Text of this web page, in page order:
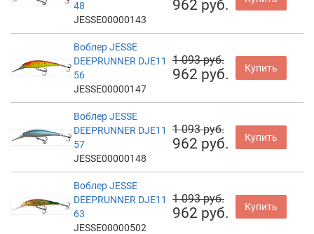
48
JESSE00000143
962 руб.
Воблер JESSE
DEEPRUNNER DJE11
56
JESSE00000147
1 093 руб.
962 руб. Купить
Воблер JESSE
DEEPRUNNER DJE11
57
JESSE00000148
1 093 руб.
962 руб. Купить
Воблер JESSE
DEEPRUNNER DJE11
63
JESSE00000502
1 093 руб.
962 руб. Купить